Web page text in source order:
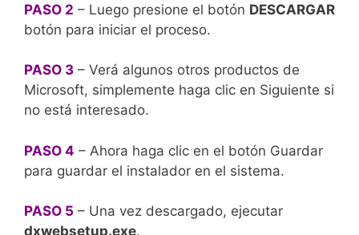
PASO 2 – Luego presione el botón DESCARGAR
botón para iniciar el proceso.
PASO 3 – Verá algunos otros productos de
Microsoft, simplemente haga clic en Siguiente si
no está interesado.
PASO 4 – Ahora haga clic en el botón Guardar
para guardar el instalador en el sistema.
PASO 5 – Una vez descargado, ejecutar
dxwebsetup.exe.